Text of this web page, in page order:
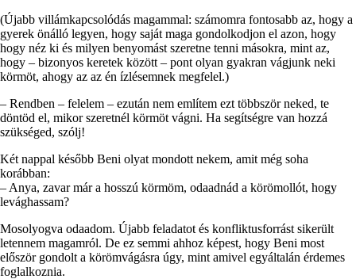
(Újabb villámkapcsolódás magammal: számomra fontosabb az, hogy a
gyerek önálló legyen, hogy saját maga gondolkodjon el azon, hogy
hogy néz ki és milyen benyomást szeretne tenni másokra, mint az,
hogy – bizonyos keretek között – pont olyan gyakran vágjunk neki
körmöt, ahogy az az én ízlésemnek megfelel.)
– Rendben – felelem – ezután nem említem ezt többször neked, te
döntöd el, mikor szeretnél körmöt vágni. Ha segítségre van hozzá
szükséged, szólj!
Két nappal később Beni olyat mondott nekem, amit még soha
korábban:
– Anya, zavar már a hosszú körmöm, odaadnád a körömollót, hogy
levághassam?
Mosolyogva odaadom. Újabb feladatot és konfliktusforrást sikerült
letennem magamról. De ez semmi ahhoz képest, hogy Beni most
először gondolt a körömvágásra úgy, mint amivel egyáltalán érdemes
foglalkoznia.